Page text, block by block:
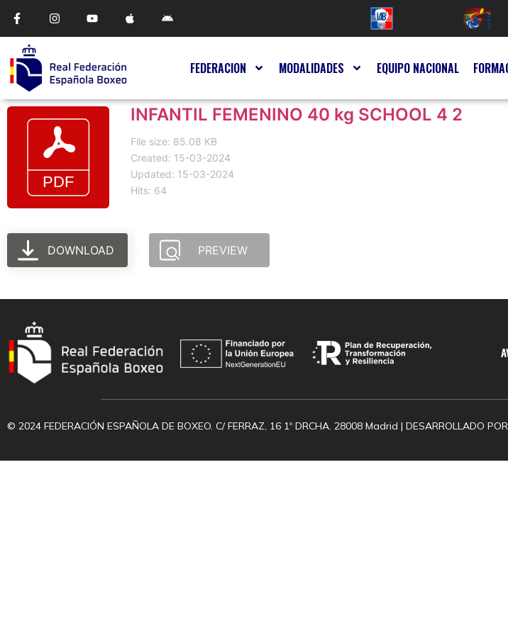
FEDERACION MODALIDADES EQUIPO NACIONAL
INFANTIL FEMENINO 40 kg SCHOOL 4 2
File size: 85.08 KB
Created: 15-03-2024
Updated: 15-03-2024
Hits: 64
DOWNLOAD PREVIEW
© 2024 FEDERACIÓN ESPAÑOLA DE BOXEO. C/ FERRAZ, 16 1º DRCHA. 28008 Madrid | DESARROLLADO POR